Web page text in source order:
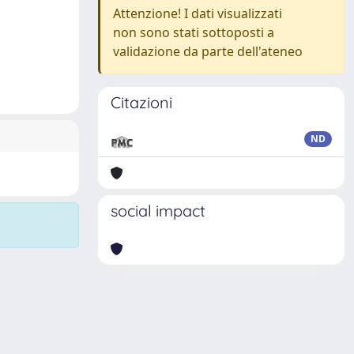
Attenzione! I dati visualizzati
non sono stati sottoposti a
validazione da parte dell'ateneo
Citazioni
ND
social impact